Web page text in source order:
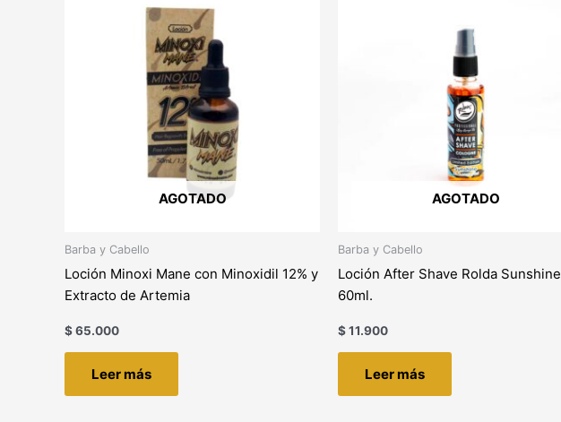
AGOTADO
Barba y Cabello
Loción Minoxi Mane con Minoxidil 12% y
Extracto de Artemia
$65.000
Leer más
AGOTADO
Barba y Cabello
Loción After Shave Rolda Sunshine
60ml.
$11.900
Leer más